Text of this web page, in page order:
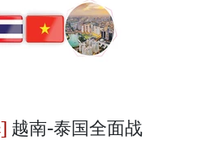
越南-泰国全面战